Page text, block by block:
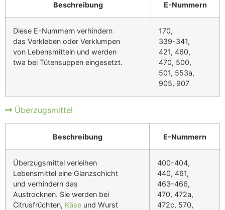
Beschreibung E-Nummern
Diese E-Nummern verhindern
das Verkleben oder Verklumpen
von Lebensmitteln und werden
twa bei Tütensuppen eingesetzt.
170,
339-341,
421, 460,
470, 500,
501, 553a,
905, 907
Überzugsmittel
Beschreibung E-Nummern
Überzugsmittel verleihen
Lebensmittel eine Glanzschicht
und verhindern das
Austrocknen. Sie werden bei
Citrusfrüchten, Käse und Wurst
400-404,
440, 461,
463-466,
470, 472a,
472c, 570,